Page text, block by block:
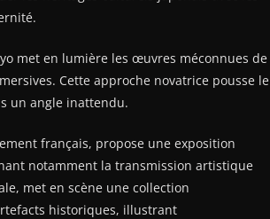
met en lumière les œuvres méconnues de
Cette approche novatrice pousse le
un angle inattendu.
français, propose une exposition
notamment la transmission artistique
met en scène une collection
historiques, illustrant